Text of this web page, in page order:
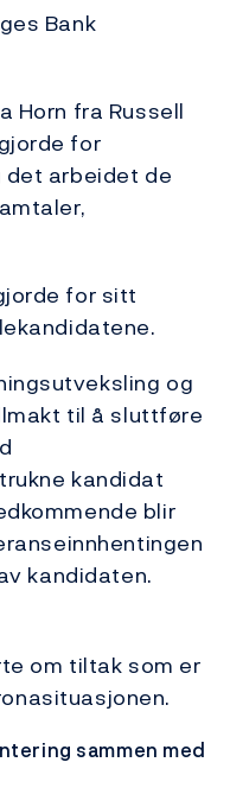
Bank
Horn fra Russell
for
arbeidet de
for sitt
og
til å sluttføre
kandidat
blir
kandidaten.
om tiltak som er
sammen med